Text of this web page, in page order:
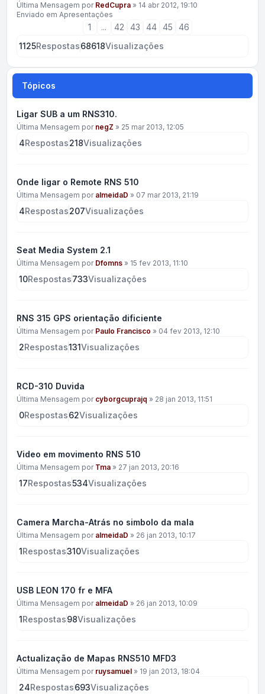
Última Mensagem por RedCupra » 14 abr 2012, 19:10
Enviado em Apresentações
1 ... 42 43 44 45
46
1125Respostas68618Visualizações
Tópicos
Ligar SUB a um RNS310.
Última Mensagem por negZ » 25 mar 2013, 12:05
4Respostas218Visualizações
Onde ligar o Remote RNS 510
Última Mensagem por almeidaD » 07 mar 2013, 21:19
4Respostas207Visualizações
Seat Media System 2.1
Última Mensagem por Dfomns » 15 fev 2013, 11:10
10Respostas733Visualizações
RNS 315 GPS orientação dificiente
Última Mensagem por Paulo Francisco » 04 fev 2013, 12:10
2Respostas131Visualizações
RCD-310 Duvida
Última Mensagem por cyborgcuprajq » 28 jan 2013, 11:51
0Respostas62Visualizações
Video em movimento RNS 510
Última Mensagem por Tma » 27 jan 2013, 20:16
17Respostas534Visualizações
Camera Marcha-Atrás no simbolo da mala
Última Mensagem por almeidaD » 26 jan 2013, 10:17
1Respostas310Visualizações
USB LEON 170 fr e MFA
Última Mensagem por almeidaD » 26 jan 2013, 10:09
1Respostas98Visualizações
Actualização de Mapas RNS510 MFD3
Última Mensagem por ruysamuel » 19 jan 2013, 18:04
24Respostas693Visualizações